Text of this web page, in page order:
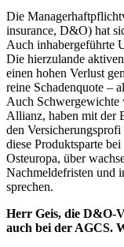
Die
insurance, D&O) hat
Auch inhabergeführte
Die hierzulande
einen hohen Verlust
reine Schadenquote –
Auch Schwergewichte
Allianz, haben mit der
den
diese Produktsparte
Osteuropa, über
Nachmeldefristen und
sprechen.
Herr Geis, die D&O-
auch bei der AGCS.